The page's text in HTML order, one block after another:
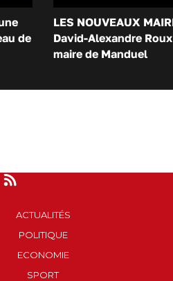
de
LES NOUVEAUX
David-Alexandre
maire de Manduel
ACTUALITÉS
POLITIQUE
ECONOMIE
SPORT